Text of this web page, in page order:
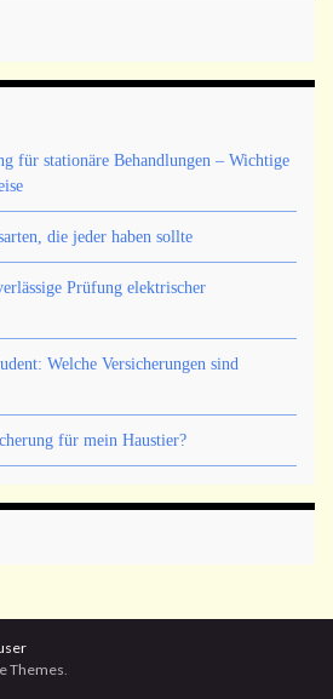
für stationäre Behandlungen – Wichtige
die jeder haben sollte
Prüfung elektrischer
Welche Versicherungen sind
für mein Haustier?
Themes